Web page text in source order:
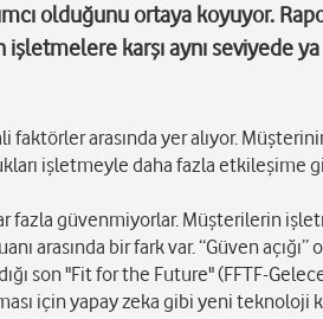
olduğunu ortaya koyuyor.
işletmelere karşı aynı seviyede
faktörler arasında yer alıyor.
işletmeyle daha fazla etkileşime
fazla güvenmiyorlar. Müşterilerin
arasında bir fark var. “Güven açığı”
son "Fit for the Future" (FFTF-
için yapay zeka gibi yeni teknoloji